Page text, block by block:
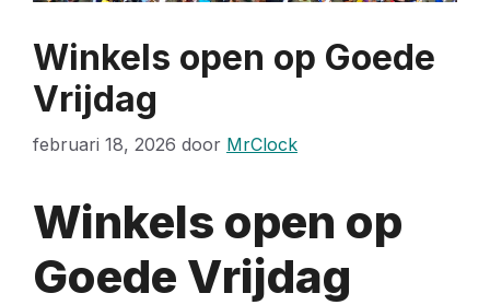
Winkels open op Goede
Vrijdag
februari 18, 2026 door MrClock
Winkels open op
Goede Vrijdag